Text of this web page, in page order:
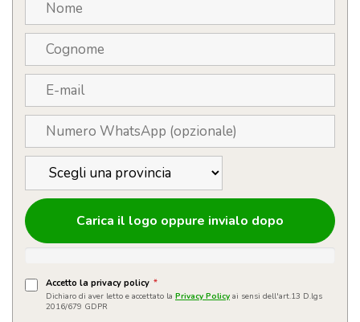
Carica il logo oppure invialo dopo
Accetto la privacy policy *
Dichiaro di aver letto e accettato la Privacy Policy ai sensi dell'art.13 D.lgs
2016/679 GDPR